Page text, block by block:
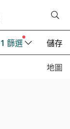
1 篩選 儲存
地圖